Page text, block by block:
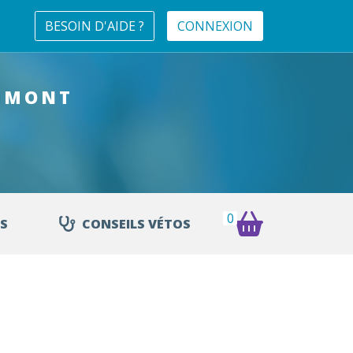
BESOIN D'AIDE ? CONNEXION
CONSEILS VÉTOS 0